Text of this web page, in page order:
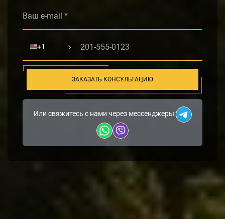
🇺🇸+1
ЗАКАЗАТЬ КОНСУЛЬТАЦИЮ
Или свяжитесь с нами через мессенджеры: